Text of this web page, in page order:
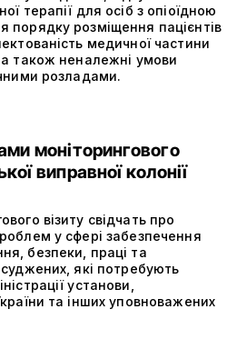
терапії для осіб з опіоїдною
порядку розміщення пацієнтів
медичної частини
а також неналежні умови
розладами.
моніторингового
виправної колонії
візиту свідчать про
у сфері забезпечення
безпеки, праці та
які потребують
установи,
та інших уповноважених